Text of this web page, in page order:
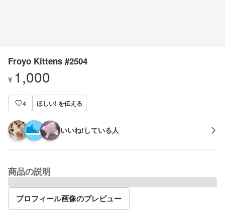
Froyo Kittens #2504
¥ 1,000
4 ほしい! を伝える
いいね!している人
商品の説明
プロフィール画像のプレビュー